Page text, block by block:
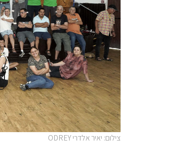
צילום: יאיר אלדרי ODREY